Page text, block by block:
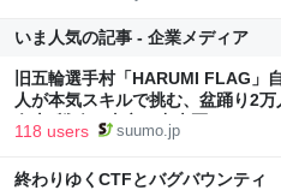
いま人気の記事 - 企業メディア
旧五輪選手村「HARUMI FLAG」
人が本気スキルで挑む、盆踊り2
向上”戦略 東京・中央区
118 users suumo.jp
終わりゆくCTFとバグバウンティ